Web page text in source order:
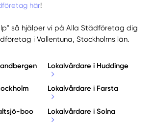
här!
så hjälper vi på Alla Städföretag dig
i Vallentuna, Stockholms län.
Lokalvårdare i Huddinge
Lokalvårdare i Farsta
boo Lokalvårdare i Solna